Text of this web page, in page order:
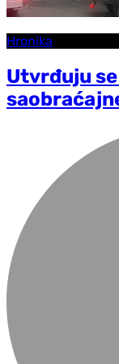
Hronika
Utvrđuju